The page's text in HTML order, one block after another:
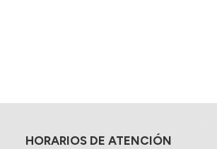
HORARIOS DE ATENCIÓN